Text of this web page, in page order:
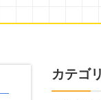
カテゴ